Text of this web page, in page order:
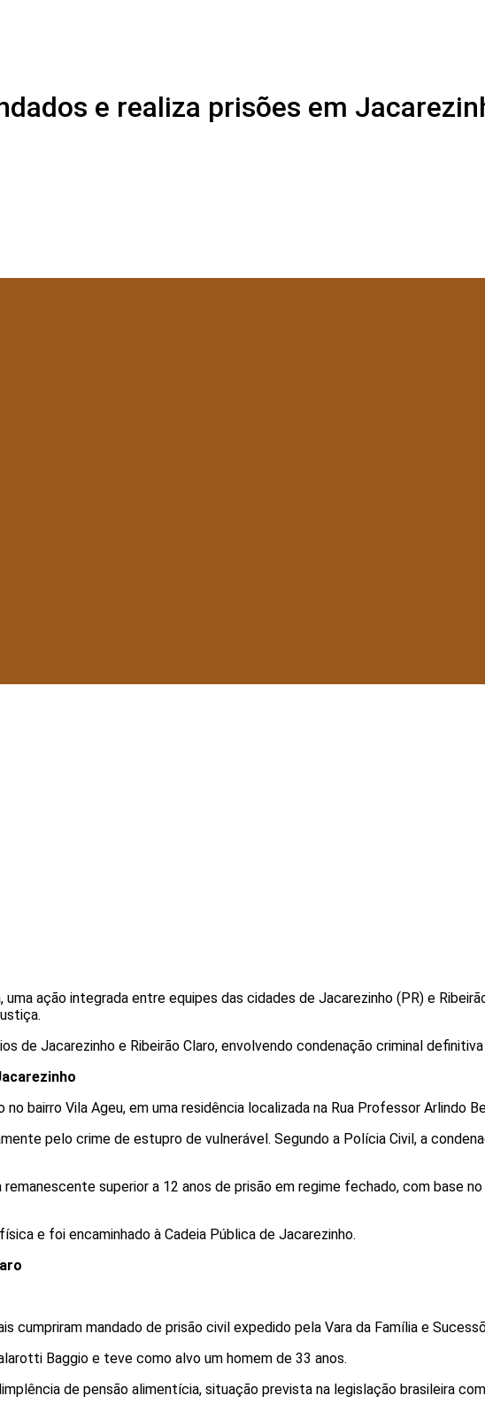
e realiza prisões em
ação integrada entre equipes das cidades de Jacarezinho (PR) e
de Jacarezinho e Ribeirão Claro, envolvendo condenação criminal
bairro Vila Ageu, em uma residência localizada na Rua Professor Arlindo
pelo crime de estupro de vulnerável. Segundo a Polícia Civil, a
superior a 12 anos de prisão em regime fechado, com base
e foi encaminhado à Cadeia Pública de Jacarezinho.
cumpriram mandado de prisão civil expedido pela Vara da Família e
Baggio e teve como alvo um homem de 33 anos.
de pensão alimentícia, situação prevista na legislação brasileira